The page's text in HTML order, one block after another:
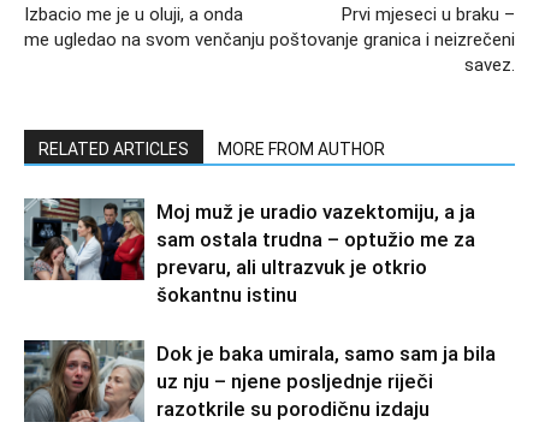
Izbacio me je u oluji, a onda
me ugledao na svom venčanju
Prvi mjeseci u braku –
poštovanje granica i neizrečeni
savez.
RELATED ARTICLES MORE FROM AUTHOR
Moj muž je uradio vazektomiju, a ja
sam ostala trudna – optužio me za
prevaru, ali ultrazvuk je otkrio
šokantnu istinu
Dok je baka umirala, samo sam ja bila
uz nju – njene posljednje riječi
razotkrile su porodičnu izdaju